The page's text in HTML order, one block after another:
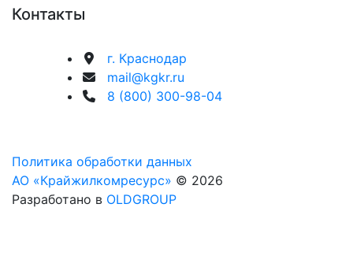
Контакты
г. Краснодар
mail@kgkr.ru
8 (800) 300-98-04
Политика обработки данных
АО «Крайжилкомресурс» © 2026
Разработано в OLDGROUP